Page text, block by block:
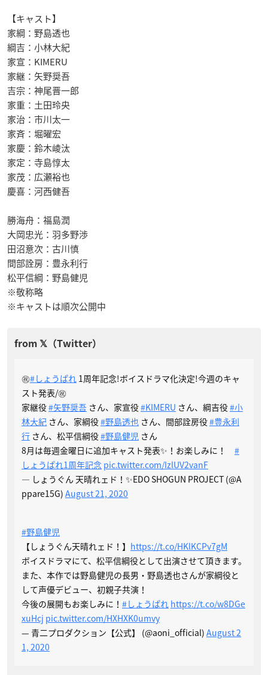
【キャスト】
家綱：野島透也
綱吉：小林大紀
家宣：KIMERU
家継：矢野奨吾
吉宗：神尾晋一郎
家重：土田玲央
家治：市川太一
家斉：堀曜宏
家慶：鈴木崚汰
家定：寺島惇太
家茂：広瀬裕也
慶喜：河西健吾
勝海舟：福島潤
大岡忠光：羽多野渉
田沼意次：古川慎
間部詮房：豊永利行
松平信綱：野島健児
※敬称略
※キャストは順次公開中
㊗️#しょうぱれ 1周年記念!ボイスドラマ化決定!今週のキャ
スト発表/㊗️
家継役#矢野奨吾 さん、家宣役#KIMERU さん、綱吉役#小
林大紀 さん、家綱役#野島透也 さん、間部詮房役#豊永利
行 さん、松平信綱役#野島健児 さん
8月は毎週金曜日に追加キャスト発表✨！お楽しみに！ #
しょうぱれ1周年記念 pic.twitter.com/IzlUV2vanF
— しょうぐん 天晴れェド！✨EDO SHOGUN PROJECT (@A
ppare15G) August 21, 2020
#野島健児
【しょうぐん天晴れェド！】 https://t.co/HKlKCPv7gM
ボイスドラマにて、松平信綱役として出演させて頂きます。
また、本作では野島健児の長男・野島透也さんが家綱役と
して声優デビュー、初親子共演！
今後の展開もお楽しみに！ #しょうぱれ https://t.co/w8DGe
xuHcj pic.twitter.com/HXHXK0umvy
— 青二プロダクション【公式】 (@aoni_official) August 2
1, 2020